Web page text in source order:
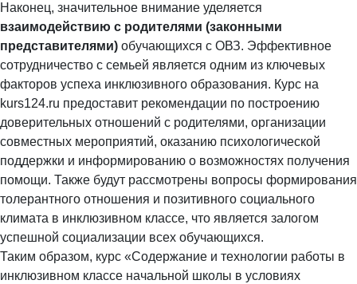
Наконец, значительное внимание уделяется
взаимодействию с родителями (законными
представителями) обучающихся с ОВЗ. Эффективное
сотрудничество с семьей является одним из ключевых
факторов успеха инклюзивного образования. Курс на
kurs124.ru предоставит рекомендации по построению
доверительных отношений с родителями, организации
совместных мероприятий, оказанию психологической
поддержки и информированию о возможностях получения
помощи. Также будут рассмотрены вопросы формирования
толерантного отношения и позитивного социального
климата в инклюзивном классе, что является залогом
успешной социализации всех обучающихся.
Таким образом, курс «Содержание и технологии работы в
инклюзивном классе начальной школы в условиях